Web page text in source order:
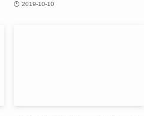
2019-10-10